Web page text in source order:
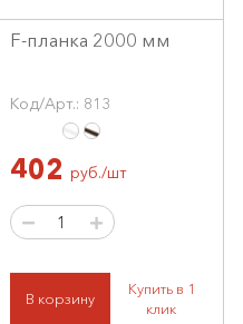
F-планка 2000 мм
Код/Арт.: 813
402 руб./шт
В корзину
Купить в 1
клик